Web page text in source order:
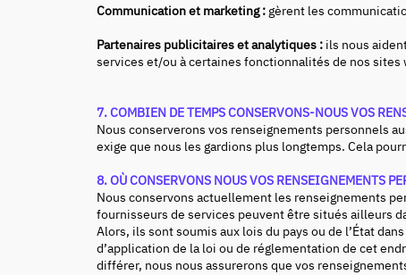
Communication et marketing : gèrent les
Partenaires publicitaires et analytiques : ils nous
services et/ou à certaines fonctionnalités de nos sites
7. COMBIEN DE TEMPS CONSERVONS-NOUS VOS
Nous conserverons vos renseignements personnels
exige que nous les gardions plus longtemps. Cela
8. OÙ CONSERVONS NOUS VOS RENSEIGNEMENTS
Nous conservons actuellement les renseignements
fournisseurs de services peuvent être situés ailleurs
Alors, ils sont soumis aux lois du pays ou de l’État
d’application de la loi ou de réglementation de cet
différer, nous nous assurerons que vos